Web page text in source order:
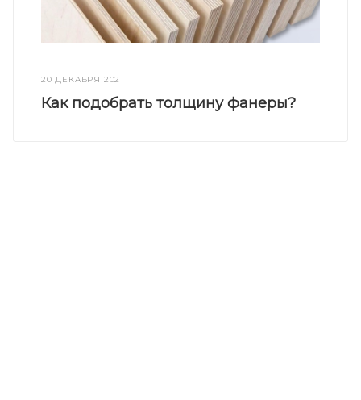
20 ДЕКАБРЯ 2021
Как подобрать толщину фанеры?